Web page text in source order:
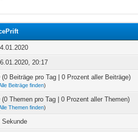
20:17
(0 Beiträge pro Tag | 0 Prozent aller Beiträge)
Beiträge finden)
(0 Themen pro Tag | 0 Prozent aller Themen)
Themen finden)
Sekunde